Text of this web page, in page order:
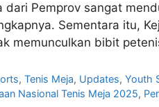
dari Pemprov sangat
Sementara itu,
memunculkan bibit
,Tenis Meja, Updates,Youth
Nasional Tenis Meja 2025,